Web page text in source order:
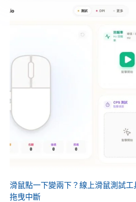
滑鼠點一下變兩下？線上滑鼠測試工
拖曳中斷